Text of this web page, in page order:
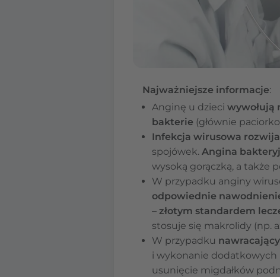
Najważniejsze informacje:
Anginę u dzieci wywołują
bakterie (głównie
Infekcja wirusowa
spojówek. Angina
wysoką gorączką, a także
W przypadku anginy
odpowiednie
– złotym standardem
stosuje się makrolidy (np.
W przypadku
i wykonanie dodatkowych
usunięcie migdałków